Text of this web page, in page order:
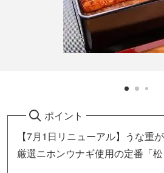
ポイント
【7月1日リニューアル】うな重
厳選ニホンウナギ使用の定番「松